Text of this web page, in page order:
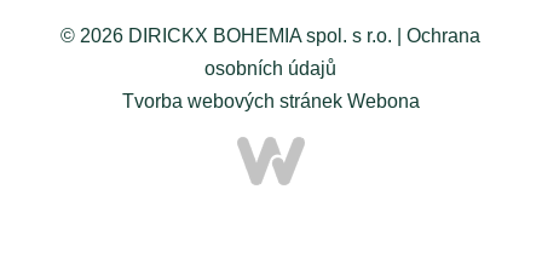
© 2026 DIRICKX BOHEMIA spol. s r.o. |Ochrana
osobních údajů
Tvorba webových stránek Webona